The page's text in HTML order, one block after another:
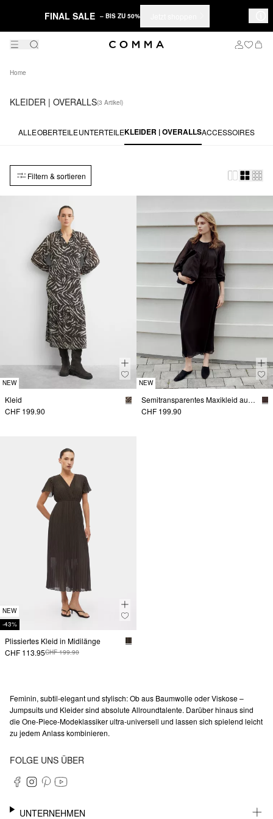
FINAL SALE – BIS ZU 50%
Home
KLEIDER | OVERALLS(3 Artikel)
ALLEOBERTEILEUNTERTEILEKLEIDER | OVERALLSACCESSOIRES
Filtern & sortieren
NEW
Kleid
CHF 199.90
NEW
Semitransparentes Maxikleid aus Chiffon
CHF 199.90
NEW
-43%
Plissiertes Kleid in Midilänge
CHF 113.95CHF 199.90
Feminin, subtil-elegant und stylisch: Ob aus Baumwolle oder Viskose –
Jumpsuits und Kleider sind absolute Allroundtalente. Darüber hinaus sind
die One-Piece-Modeklassiker ultra-universell und lassen sich spielend leicht
zu jedem Anlass kombinieren.
FOLGE UNS ÜBER
UNTERNEHMEN